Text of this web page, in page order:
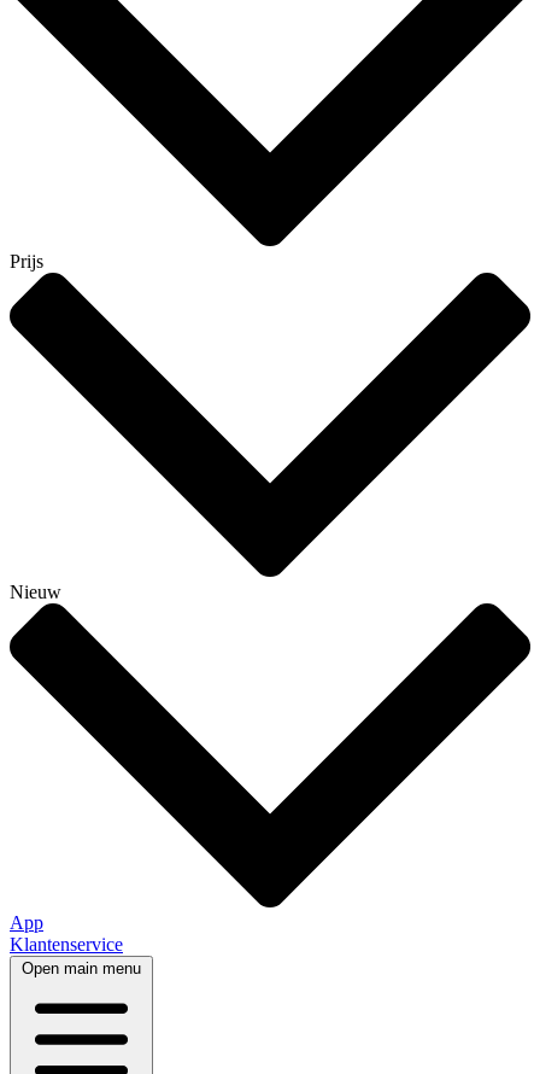
Prijs
Nieuw
App
Klantenservice
Open main menu